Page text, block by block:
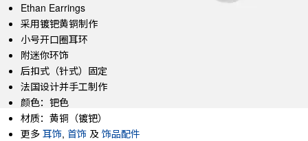
Ethan Earrings
采用镀钯黄铜制作
小号开口圈耳环
附迷你环饰
后扣式（针式）固定
法国设计并手工制作
颜色：钯色
材质：黄铜（镀钯）
更多 耳饰, 首饰 及 饰品配件